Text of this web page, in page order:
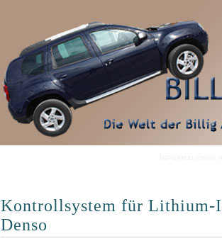
Kontrollsystem für Lithium-
Denso